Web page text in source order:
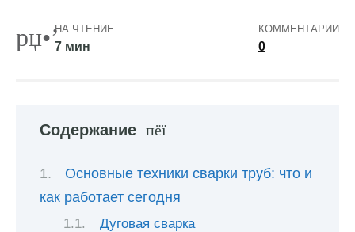
НА ЧТЕНИЕ
7 мин
КОММЕНТАРИИ
0
Содержание
Основные техники сварки труб: что и
как работает сегодня
Дуговая сварка